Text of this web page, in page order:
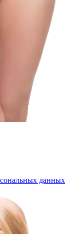
данных